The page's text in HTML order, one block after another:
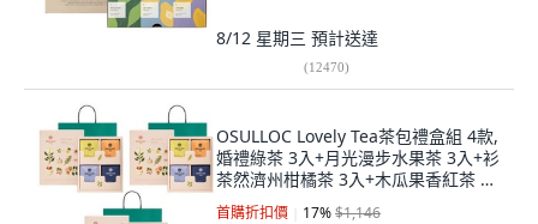
8/12 星期三 預計送達
(12470)
OSULLOC Lovely Tea茶包禮盒組 4款,
婚禮綠茶 3入+月光漫步水果茶 3入+衫
茶然濟州柑橘茶 3入+木瓜果香紅茶 3
入, 3組
首購折扣價 17%$1,146